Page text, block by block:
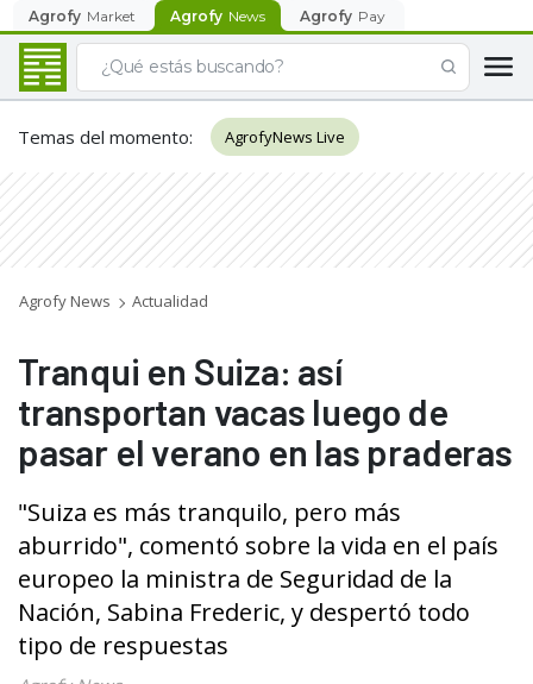
Agrofy Market Agrofy News Agrofy Pay
Temas del momento: AgrofyNews Live
Agrofy News Actualidad
Tranqui en Suiza: así
transportan vacas luego de
pasar el verano en las praderas
"Suiza es más tranquilo, pero más
aburrido", comentó sobre la vida en el país
europeo la ministra de Seguridad de la
Nación, Sabina Frederic, y despertó todo
tipo de respuestas